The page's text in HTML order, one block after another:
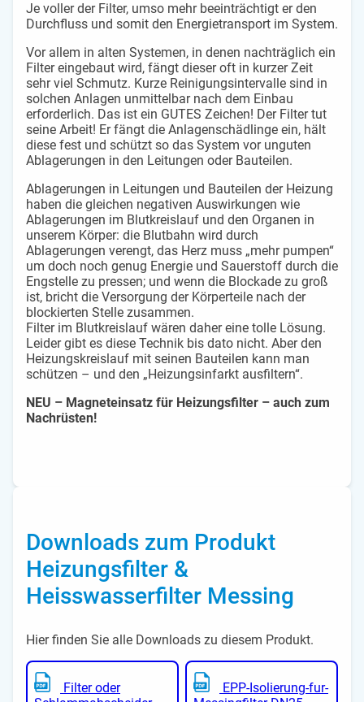
Je voller der Filter, umso mehr beeinträchtigt er den
Durchfluss und somit den Energietransport im System.
Vor allem in alten Systemen, in denen nachträglich ein
Filter eingebaut wird, fängt dieser oft in kurzer Zeit
sehr viel Schmutz. Kurze Reinigungsintervalle sind in
solchen Anlagen unmittelbar nach dem Einbau
erforderlich. Das ist ein GUTES Zeichen! Der Filter tut
seine Arbeit! Er fängt die Anlagenschädlinge ein, hält
diese fest und schützt so das System vor unguten
Ablagerungen in den Leitungen oder Bauteilen.
Ablagerungen in Leitungen und Bauteilen der Heizung
haben die gleichen negativen Auswirkungen wie
Ablagerungen im Blutkreislauf und den Organen in
unserem Körper: die Blutbahn wird durch
Ablagerungen verengt, das Herz muss „mehr pumpen“
um doch noch genug Energie und Sauerstoff durch die
Engstelle zu pressen; und wenn die Blockade zu groß
ist, bricht die Versorgung der Körperteile nach der
blockierten Stelle zusammen.
Filter im Blutkreislauf wären daher eine tolle Lösung.
Leider gibt es diese Technik bis dato nicht. Aber den
Heizungskreislauf mit seinen Bauteilen kann man
schützen – und den „Heizungsinfarkt ausfiltern“.
NEU – Magneteinsatz für Heizungsfilter – auch zum
Nachrüsten!
Downloads zum Produkt
Heizungsfilter &
Heisswasserfilter Messing
Hier finden Sie alle Downloads zu diesem Produkt.
Filter oder
EPP-Isolierung-fur-